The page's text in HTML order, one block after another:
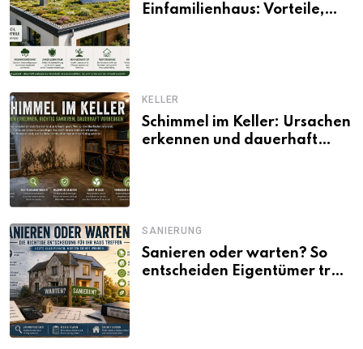
Einfamilienhaus: Vorteile,
KELLER
Schimmel im Keller: Ursachen
erkennen und dauerhaft
SANIERUNG
Sanieren oder warten? So
entscheiden Eigentümer trotz